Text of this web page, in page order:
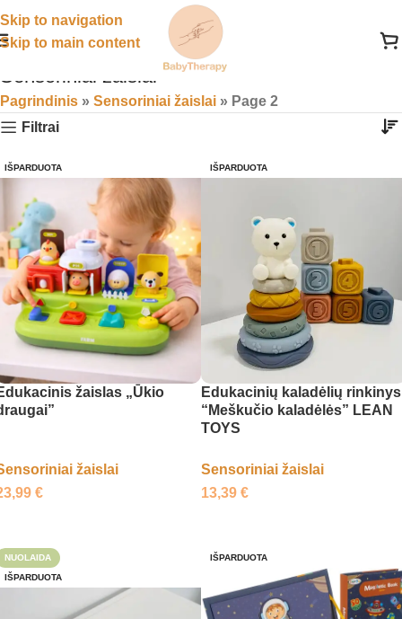
Skip to navigation
Skip to main content
Sensoriniai žaislai
Pagrindinis » Sensoriniai žaislai » Page 2
Filtrai
IŠPARDUOTA
žaislas „Ūkio
žaislai
€
IŠPARDUOTA
Edukacinių kaladėlių rinkinys
“Meškučio kaladėlės” LEAN
TOYS
Sensoriniai žaislai
13,39 €
NUOLAIDA
IŠPARDUOTA
IŠPARDUOTA